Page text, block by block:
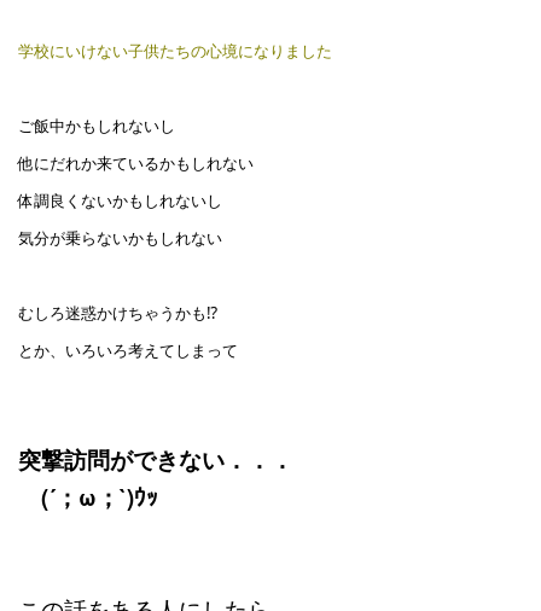
学校にいけない子供たちの心境になりました
ご飯中かもしれないし
他にだれか来ているかもしれない
体調良くないかもしれないし
気分が乗らないかもしれない
むしろ迷惑かけちゃうかも⁉
とか、いろいろ考えてしまって
突撃訪問ができない．．．
(´；ω；`)ｳｯ